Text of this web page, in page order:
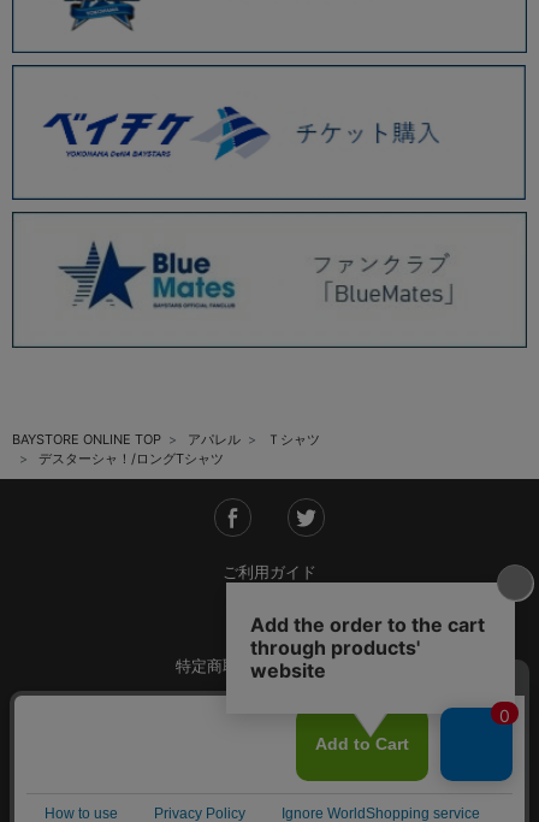
BAYSTORE ONLINE TOP アパレル
Ｔシャツ
デスターシャ！/ロングTシャツ
ご利用ガイド
会社概要
特定商取引法に基づく表記
ご利用規約
Copyright © YOKOHAMA DeNA BAYSTARS All Rights Reserved.